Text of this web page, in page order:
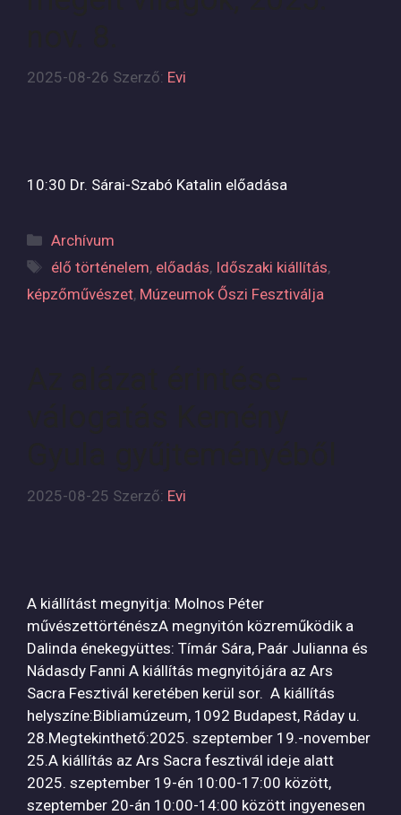
2025-08-26 Szerző: Evi
10:30 Dr. Sárai-Szabó Katalin előadása
Kategória
Archívum
Címkék
élő történelem, előadás, Időszaki kiállítás,
képzőművészet, Múzeumok Őszi Fesztiválja
2025-08-25 Szerző: Evi
A kiállítást megnyitja: Molnos Péter
művészettörténészA megnyitón közreműködik a
Dalinda énekegyüttes: Tímár Sára, Paár Julianna és
Nádasdy Fanni A kiállítás megnyitójára az Ars
Sacra Fesztivál keretében kerül sor. A kiállítás
helyszíne:Bibliamúzeum, 1092 Budapest, Ráday u.
28.Megtekinthető:2025. szeptember 19.-november
25.A kiállítás az Ars Sacra fesztivál ideje alatt
2025. szeptember 19-én 10:00-17:00 között,
szeptember 20-án 10:00-14:00 között ingyenesen